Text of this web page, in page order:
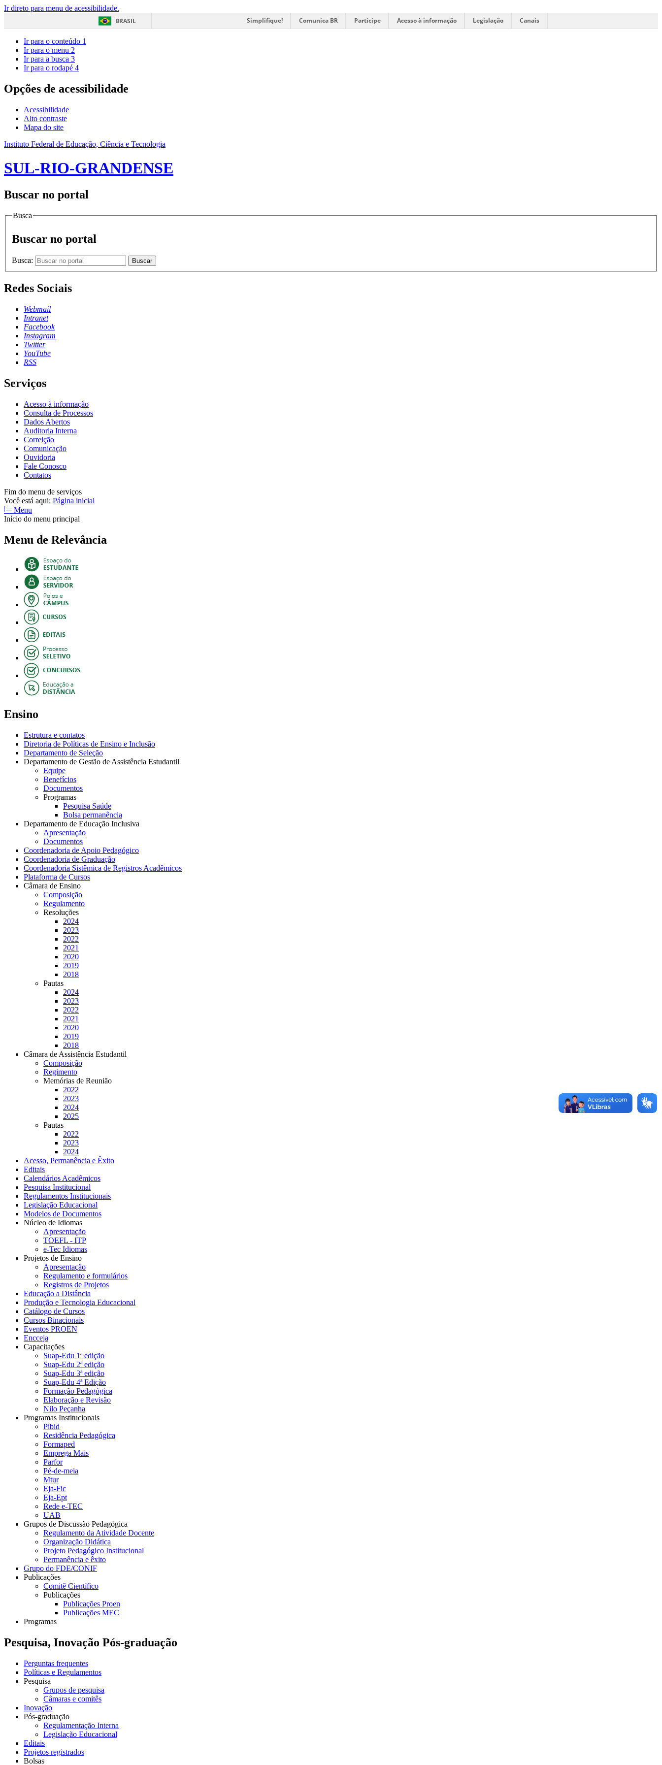
Ir direto para menu de acessibilidade.
BRASIL
Simplifique! Comunica BR Participe Acesso à informação Legislação Canais
Ir para o conteúdo 1
Ir para o menu 2
Ir para a busca 3
Ir para o rodapé 4
Opções de acessibilidade
Acessibilidade
Alto contraste
Mapa do site
Instituto Federal de Educação, Ciência e Tecnologia
SUL-RIO-GRANDENSE
Buscar no portal
Busca
Buscar no portal
Busca: Buscar
Redes Sociais
Webmail
Intranet
Facebook
Instagram
Twitter
YouTube
RSS
Serviços
Acesso à informação
Consulta de Processos
Dados Abertos
Auditoria Interna
Correição
Comunicação
Ouvidoria
Fale Conosco
Contatos
Fim do menu de serviços
Você está aqui: Página inicial
Menu
Início do menu principal
Menu de Relevância
Ensino
Estrutura e contatos
Diretoria de Políticas de Ensino e Inclusão
Departamento de Seleção
Departamento de Gestão de Assistência Estudantil
Equipe
Benefícios
Documentos
Programas
Pesquisa Saúde
Bolsa permanência
Departamento de Educação Inclusiva
Apresentação
Documentos
Coordenadoria de Apoio Pedagógico
Coordenadoria de Graduação
Coordenadoria Sistêmica de Registros Acadêmicos
Plataforma de Cursos
Câmara de Ensino
Composição
Regulamento
Resoluções
2024
2023
2022
2021
2020
2019
2018
Pautas
2024
2023
2022
2021
2020
2019
2018
Câmara de Assistência Estudantil
Composição
Regimento
Memórias de Reunião
2022
2023
2024
2025
Pautas
2022
2023
2024
Acesso, Permanência e Êxito
Editais
Calendários Acadêmicos
Pesquisa Institucional
Regulamentos Institucionais
Legislação Educacional
Modelos de Documentos
Núcleo de Idiomas
Apresentação
TOEFL - ITP
e-Tec Idiomas
Projetos de Ensino
Apresentação
Regulamento e formulários
Registros de Projetos
Educação a Distância
Produção e Tecnologia Educacional
Catálogo de Cursos
Cursos Binacionais
Eventos PROEN
Encceja
Capacitações
Suap-Edu 1ª edição
Suap-Edu 2ª edição
Suap-Edu 3ª edição
Suap-Edu 4ª Edição
Formação Pedagógica
Elaboração e Revisão
Nilo Peçanha
Programas Institucionais
Pibid
Residência Pedagógica
Formaped
Emprega Mais
Parfor
Pé-de-meia
Mtur
Eja-Fic
Eja-Ept
Rede e-TEC
UAB
Grupos de Discussão Pedagógica
Regulamento da Atividade Docente
Organização Didática
Projeto Pedagógico Institucional
Permanência e êxito
Grupo do FDE/CONIF
Publicações
Comitê Científico
Publicações
Publicações Proen
Publicações MEC
Programas
Pesquisa, Inovação Pós-graduação
Perguntas frequentes
Políticas e Regulamentos
Pesquisa
Grupos de pesquisa
Câmaras e comitês
Inovação
Pós-graduação
Regulamentação Interna
Legislação Educacional
Editais
Projetos registrados
Bolsas